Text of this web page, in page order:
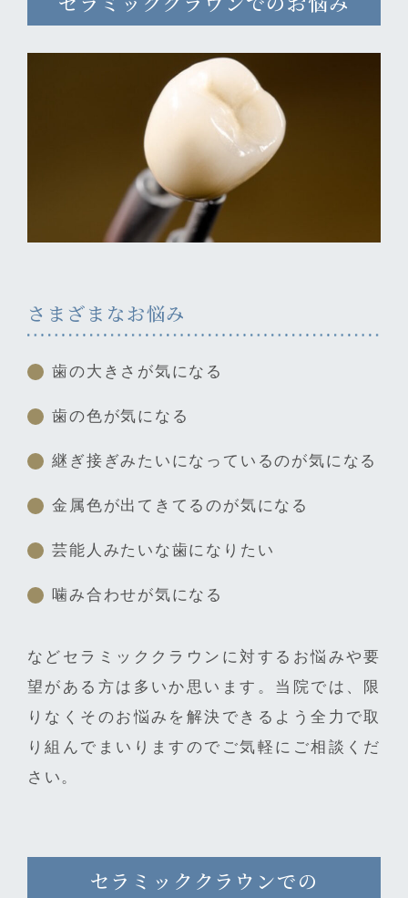
さまざまなお悩み
歯の大きさが気になる
歯の色が気になる
継ぎ接ぎみたいになっているのが気になる
金属色が出てきてるのが気になる
芸能人みたいな歯になりたい
噛み合わせが気になる
などセラミッククラウンに対するお悩みや要
望がある方は多いか思います。当院では、限
りなくそのお悩みを解決できるよう全力で取
り組んでまいりますのでご気軽にご相談くだ
さい。
セラミッククラウンでの